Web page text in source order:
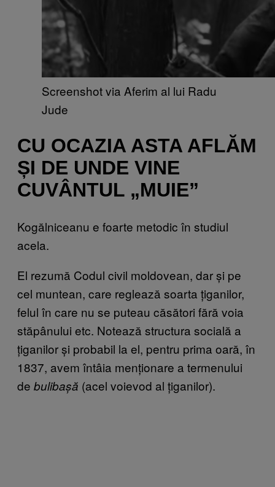
Screenshot via Aferim al lui Radu
Jude
CU OCAZIA ASTA AFLĂM
ȘI DE UNDE VINE
CUVÂNTUL „MUIE”
Kogălniceanu e foarte metodic în studiul
acela.
El rezumă Codul civil moldovean, dar și pe
cel muntean, care reglează soarta țiganilor,
felul în care nu se puteau căsători fără voia
stăpânului etc. Notează structura socială a
țiganilor și probabil la el, pentru prima oară, în
1837, avem întâia menționare a termenului
de bulibașă (acel voievod al țiganilor).